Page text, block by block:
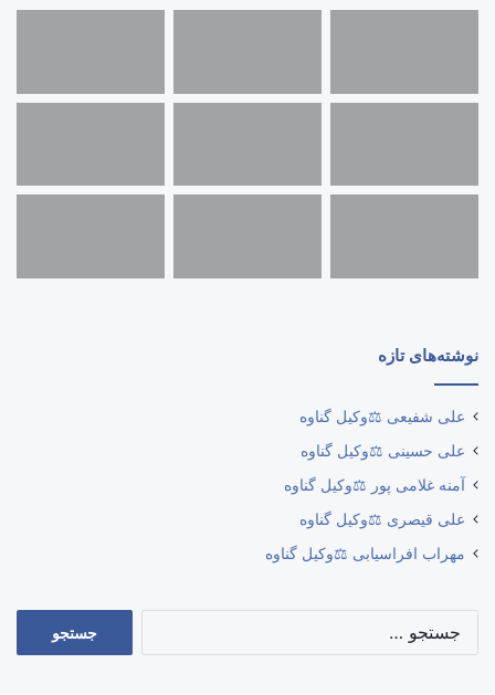
نوشته‌های تازه
علی شفیعی ⚖️وکیل گناوه
علی حسینی ⚖️وکیل گناوه
آمنه غلامی پور ⚖️وکیل گناوه
علی قیصری ⚖️وکیل گناوه
مهراب افراسیابی ⚖️وکیل گناوه